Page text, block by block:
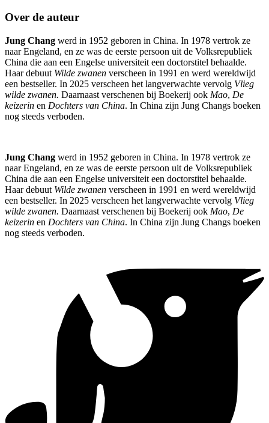
Over de auteur
Jung Chang werd in 1952 geboren in China. In 1978 vertrok ze
naar Engeland, en ze was de eerste persoon uit de Volksrepubliek
China die aan een Engelse universiteit een doctorstitel behaalde.
Haar debuut Wilde zwanen verscheen in 1991 en werd wereldwijd
een bestseller. In 2025 verscheen het langverwachte vervolg Vlieg
wilde zwanen. Daarnaast verschenen bij Boekerij ook Mao, De
keizerin en Dochters van China. In China zijn Jung Changs boeken
nog steeds verboden.
Jung Chang werd in 1952 geboren in China. In 1978 vertrok ze
naar Engeland, en ze was de eerste persoon uit de Volksrepubliek
China die aan een Engelse universiteit een doctorstitel behaalde.
Haar debuut Wilde zwanen verscheen in 1991 en werd wereldwijd
een bestseller. In 2025 verscheen het langverwachte vervolg Vlieg
wilde zwanen. Daarnaast verschenen bij Boekerij ook Mao, De
keizerin en Dochters van China. In China zijn Jung Changs boeken
nog steeds verboden.